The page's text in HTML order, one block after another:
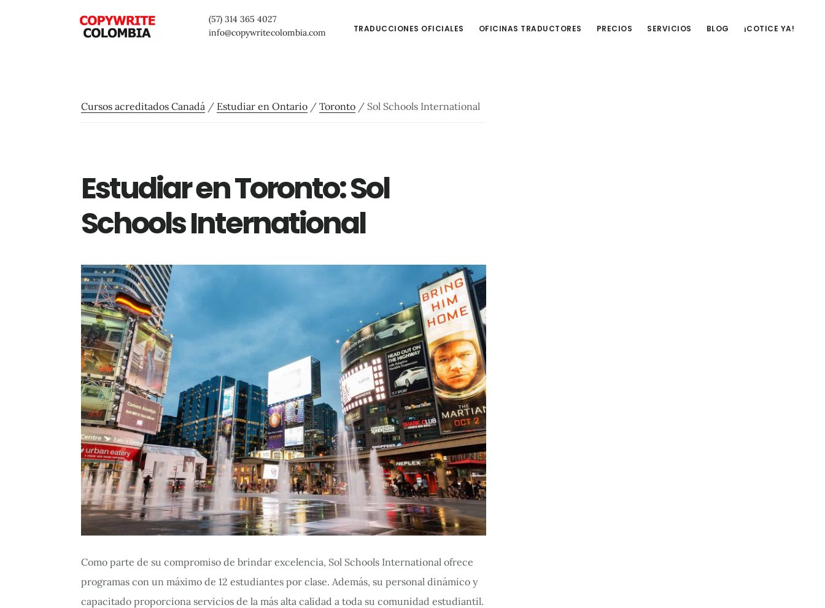
(57) 314 365 4027
info@copywritecolombia.com
TRADUCCIONES OFICIALES OFICINAS TRADUCTORES PRECIOS SERVICIOS BLOG ¡COTICE YA!
Cursos acreditados Canadá / Estudiar en Ontario / Toronto / Sol Schools International
Estudiar en Toronto: Sol
Schools International
Como parte de su compromiso de brindar excelencia, Sol Schools International ofrece
programas con un máximo de 12 estudiantes por clase. Además, su personal dinámico y
capacitado proporciona servicios de la más alta calidad a toda su comunidad estudiantil.